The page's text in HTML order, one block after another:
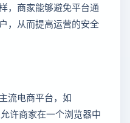
，商家能够避免平台通
，从而提高运营的安全
流电商平台，如
许商家在一个浏览器中